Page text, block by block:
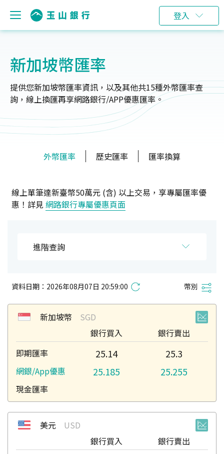
登入
新加坡幣匯率
提供您新加坡幣匯率資訊，以及其他共15種外幣匯率查
詢，線上換匯再享網路銀行/APP優惠匯率。
外幣匯率 歷史匯率 匯率換算
線上單筆達新臺幣50萬元 (含) 以上交易，享專屬匯率優
惠！詳見 網路銀行專屬優惠頁面
進階查詢
資料日期： 2026年08月07日 20:59:00 幣別
新加坡幣
SGD
銀行買入
銀行賣出
25.14
25.3
25.185
25.255
美元
USD
銀行買入
銀行賣出